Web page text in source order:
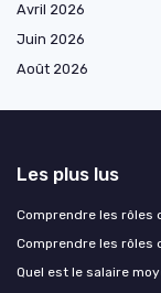
Avril 2026
Juin 2026
Août 2026
Les plus lus
Comprendre les rôles
Comprendre les rôles
Quel est le salaire